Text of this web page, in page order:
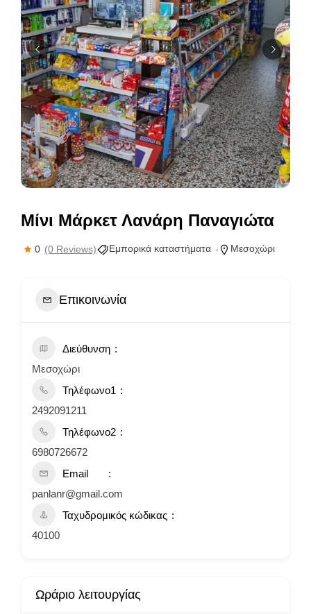
Μίνι Μάρκετ Λανάρη Παναγιώτα
0 (0 Reviews) Εμπορικά καταστήματα Μεσοχώρι
Επικοινωνία
Διεύθυνση
Μεσοχώρι
Τηλέφωνο1
2492091211
Τηλέφωνο2
6980726672
Email
panlanr@gmail.com
Ταχυδρομικός κώδικας
40100
Ωράριο λειτουργίας